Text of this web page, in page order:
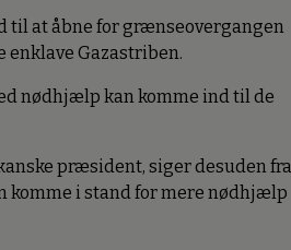
til at åbne for grænseovergangen
enklave Gazastriben.
nødhjælp kan komme ind til de
præsident, siger desuden fra
komme i stand for mere nødhjælp